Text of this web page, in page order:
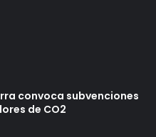
convoca subvenciones
de CO2